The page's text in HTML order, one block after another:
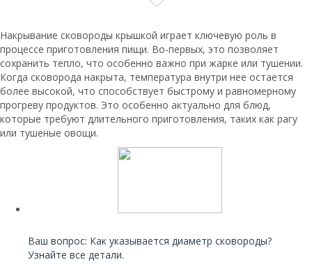
Накрывание сковороды крышкой играет ключевую роль в
процессе приготовления пищи. Во-первых, это позволяет
сохранить тепло, что особенно важно при жарке или тушении.
Когда сковорода накрыта, температура внутри нее остается
более высокой, что способствует быстрому и равномерному
прогреву продуктов. Это особенно актуально для блюд,
которые требуют длительного приготовления, таких как рагу
или тушеные овощи.
Ваш вопрос: Как указывается диаметр сковороды?
Узнайте все детали.